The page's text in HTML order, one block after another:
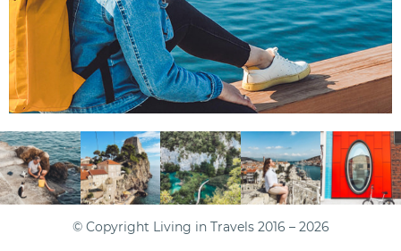
© Copyright Living in Travels 2016 – 2026